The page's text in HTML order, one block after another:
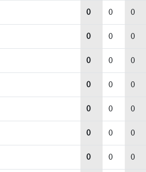
0 0 0
0 0 0
0 0 0
0 0 0
0 0 0
0 0 0
0 0 0